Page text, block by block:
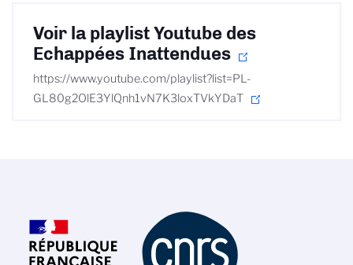
Voir la playlist Youtube des
Echappées Inattendues
https://www.youtube.com/playlist?list=PL-
GL80g2OlE3YlQnh1vN7K3loxTVkYDaT